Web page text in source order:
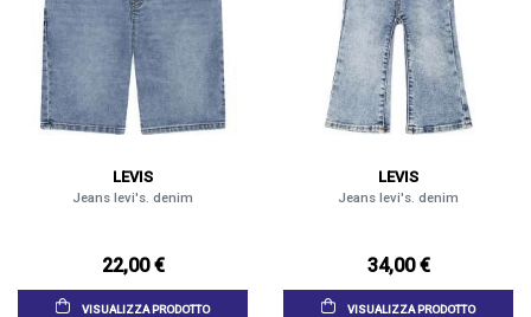
LEVIS
Jeans levi's. denim
22,00 €
VISUALIZZA PRODOTTO
LEVIS
Jeans levi's. denim
34,00 €
VISUALIZZA PRODOTTO